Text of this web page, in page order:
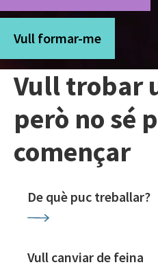
Vull formar-me
Vull trobar
però no sé
començar
De què puc treballar?
Vull canviar de feina